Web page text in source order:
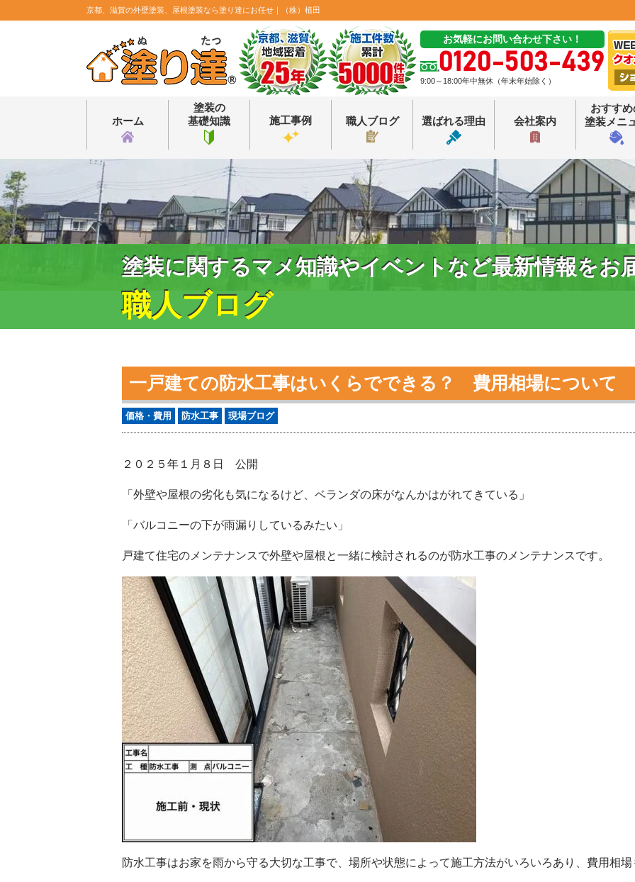
京都、滋賀の外壁塗装、屋根塗装なら塗り達にお任せ｜（株）植田
お気軽にお問い合わせ下さい！
0120-503-439
9:00～18:00年中無休（年末年始除く）
ホーム
塗装の
基礎知識
施工事例 職人ブログ 選ばれる理由 会社案内
おすすめ
塗装メニ
塗装に関するマメ知識やイベントなど最新情報をお
職人ブログ
一戸建ての防水工事はいくらでできる？ 費用相場について
価格・費用 防水工事 現場ブログ
２０２５年１月８日 公開
「外壁や屋根の劣化も気になるけど、ベランダの床がなんかはがれてきている」
「バルコニーの下が雨漏りしているみたい」
戸建て住宅のメンテナンスで外壁や屋根と一緒に検討されるのが防水工事のメンテナンスです。
防水工事はお家を雨から守る大切な工事で、場所や状態によって施工方法がいろいろあり、費用相場